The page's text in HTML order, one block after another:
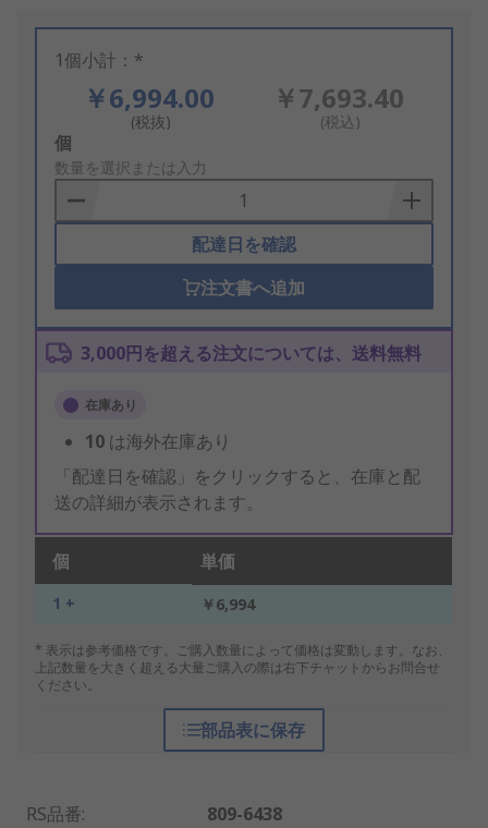
1個小計：*
￥6,994.00
(税抜)
￥7,693.40
(税込)
Add
to
Basket
個
数量を選択または入力
配達日を確認
注文書へ追加
3,000円を超える注文については、送料無料
在庫あり
10 は海外在庫あり
「配達日を確認」をクリックすると、在庫と配
送の詳細が表示されます。
個 単価
1 + ￥6,994
* 表示は参考価格です。ご購入数量によって価格は変動します。なお、
上記数量を大きく超える大量ご購入の際は右下チャットからお問合せ
ください。
部品表に保存
RS品番:
809-6438